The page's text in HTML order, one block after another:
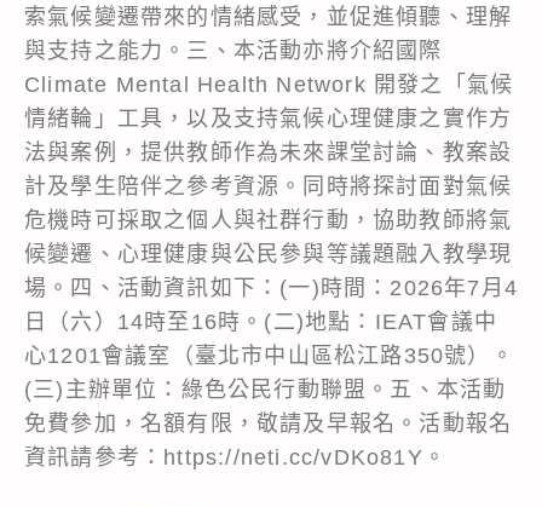
索氣候變遷帶來的情緒感受，並促進傾聽、理解
與支持之能力。三、本活動亦將介紹國際
Climate Mental Health Network 開發之「氣候
情緒輪」工具，以及支持氣候心理健康之實作方
法與案例，提供教師作為未來課堂討論、教案設
計及學生陪伴之參考資源。同時將探討面對氣候
危機時可採取之個人與社群行動，協助教師將氣
候變遷、心理健康與公民參與等議題融入教學現
場。四、活動資訊如下：(一)時間：2026年7月4
日（六）14時至16時。(二)地點：IEAT會議中
心1201會議室（臺北市中山區松江路350號）。
(三)主辦單位：綠色公民行動聯盟。五、本活動
免費參加，名額有限，敬請及早報名。活動報名
資訊請參考：https://neti.cc/vDKo81Y。